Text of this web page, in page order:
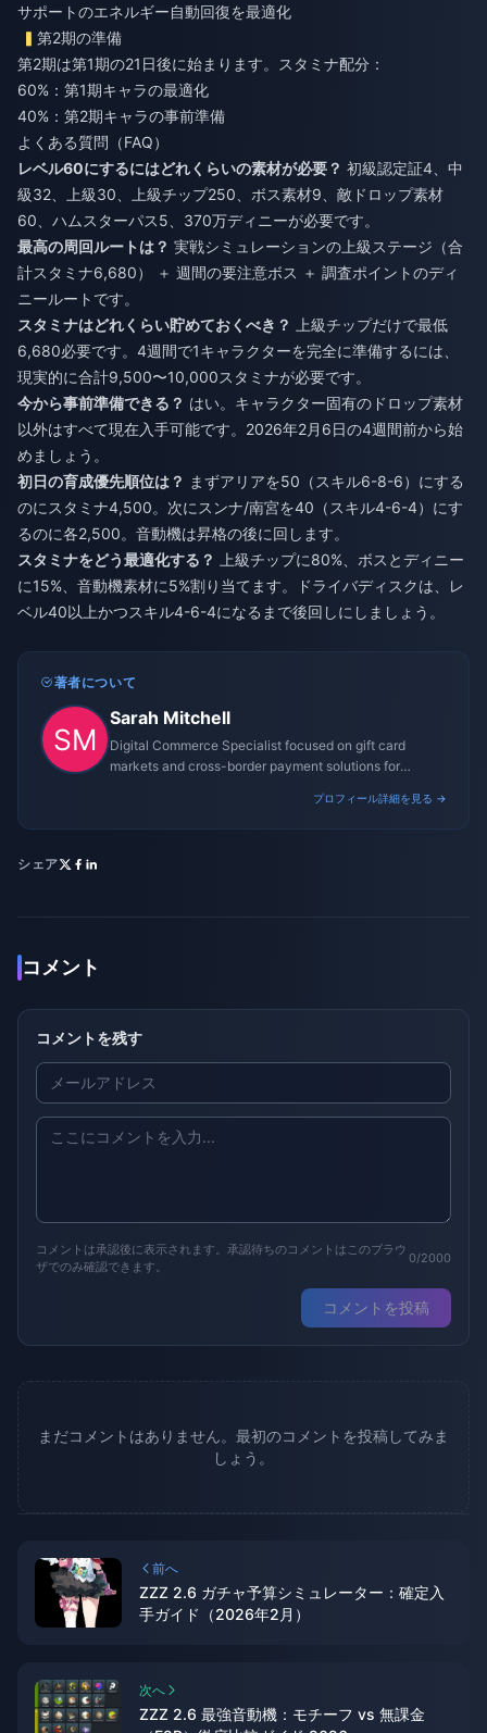
サポートのエネルギー自動回復を最適化
第2期の準備
第2期は第1期の21日後に始まります。スタミナ配分：
60%：第1期キャラの最適化
40%：第2期キャラの事前準備
よくある質問（FAQ）
レベル60にするにはどれくらいの素材が必要？ 初級認定証4、中
級32、上級30、上級チップ250、ボス素材9、敵ドロップ素材
60、ハムスターパス5、370万ディニーが必要です。
最高の周回ルートは？ 実戦シミュレーションの上級ステージ（合
計スタミナ6,680） ＋ 週間の要注意ボス ＋ 調査ポイントのディ
ニールートです。
スタミナはどれくらい貯めておくべき？
上級チップだけで最低
6,680必要です。4週間で1キャラクターを完全に準備するには、
現実的に合計9,500〜10,000スタミナが必要です。
今から事前準備できる？ はい。キャラクター固有のドロップ素材
以外はすべて現在入手可能です。2026年2月6日の4週間前から始
めましょう。
初日の育成優先順位は？ まずアリアを50（スキル6-8-6）にする
のにスタミナ4,500。次にスンナ/南宮を40（スキル4-6-4）にす
るのに各2,500。音動機は昇格の後に回します。
スタミナをどう最適化する？
上級チップに80%、ボスとディニー
に15%、音動機素材に5%割り当てます。ドライバディスクは、レ
ベル40以上かつスキル4-6-4になるまで後回しにしましょう。
著者について
Sarah Mitchell
Digital Commerce Specialist focused on gift card
markets and cross-border payment solutions for
プロフィール詳細を見る →
シェア
コメント
コメントを残す
コメントは承認後に表示されます。承認待ちのコメントはこのブラウ
ザでのみ確認できます。
0/2000
コメントを投稿
まだコメントはありません。最初のコメントを投稿してみま
しょう。
前へ
ZZZ 2.6 ガチャ予算シミュレーター：確定入
手ガイド（2026年2月）
次へ
ZZZ 2.6 最強音動機：モチーフ vs 無課金